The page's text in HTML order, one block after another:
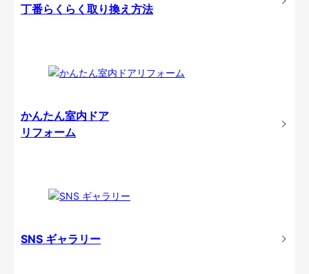
丁番らくらく取り換え方法
かんたん室内ドア
リフォーム
SNS ギャラリー